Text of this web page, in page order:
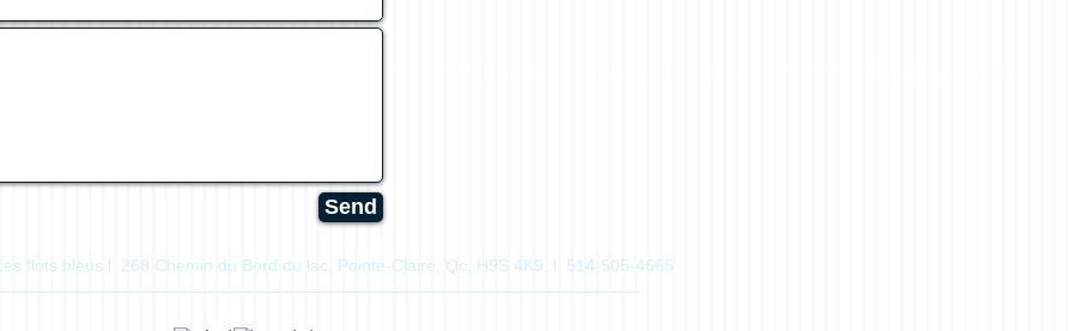
Send
flots bleus l 268 Chemin du Bord du lac, Pointe-Claire, Qc, H9S 4K9 l 514-505-4665